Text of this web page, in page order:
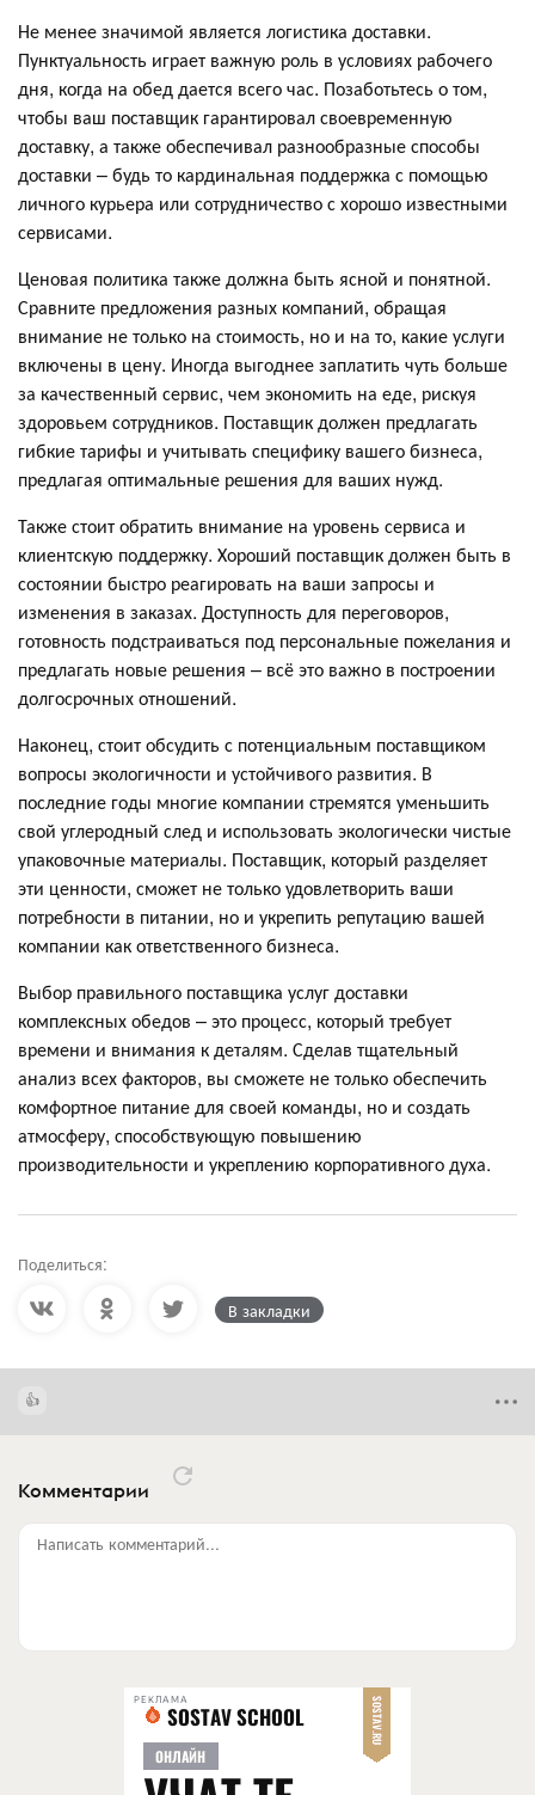
Не менее значимой является логистика доставки.
Пунктуальность играет важную роль в условиях рабочего
дня, когда на обед дается всего час. Позаботьтесь о том,
чтобы ваш поставщик гарантировал своевременную
доставку, а также обеспечивал разнообразные способы
доставки – будь то кардинальная поддержка с помощью
личного курьера или сотрудничество с хорошо известными
сервисами.
Ценовая политика также должна быть ясной и понятной.
Сравните предложения разных компаний, обращая
внимание не только на стоимость, но и на то, какие услуги
включены в цену. Иногда выгоднее заплатить чуть больше
за качественный сервис, чем экономить на еде, рискуя
здоровьем сотрудников. Поставщик должен предлагать
гибкие тарифы и учитывать специфику вашего бизнеса,
предлагая оптимальные решения для ваших нужд.
Также стоит обратить внимание на уровень сервиса и
клиентскую поддержку. Хороший поставщик должен быть в
состоянии быстро реагировать на ваши запросы и
изменения в заказах. Доступность для переговоров,
готовность подстраиваться под персональные пожелания и
предлагать новые решения – всё это важно в построении
долгосрочных отношений.
Наконец, стоит обсудить с потенциальным поставщиком
вопросы экологичности и устойчивого развития. В
последние годы многие компании стремятся уменьшить
свой углеродный след и использовать экологически чистые
упаковочные материалы. Поставщик, который разделяет
эти ценности, сможет не только удовлетворить ваши
потребности в питании, но и укрепить репутацию вашей
компании как ответственного бизнеса.
Выбор правильного поставщика услуг доставки
комплексных обедов – это процесс, который требует
времени и внимания к деталям. Сделав тщательный
анализ всех факторов, вы сможете не только обеспечить
комфортное питание для своей команды, но и создать
атмосферу, способствующую повышению
производительности и укреплению корпоративного духа.
Поделиться:
В закладки
Комментарии
Написать комментарий...
РЕКЛАМА